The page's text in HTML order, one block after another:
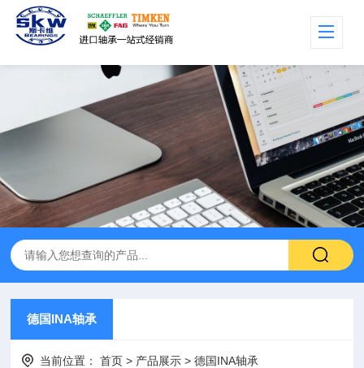
德国INA轴承
当前位置：首页 > 产品展示 >德国INA轴承